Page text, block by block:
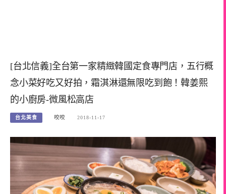
[台北信義]全台第一家精緻韓國定食專門店，五行概
念小菜好吃又好拍，霜淇淋還無限吃到飽！韓姜熙
的小廚房-微風松高店
台北美食 咬咬 2018-11-17